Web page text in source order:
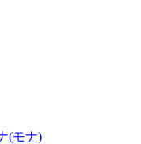
(モナ)